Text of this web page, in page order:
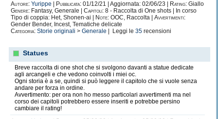
Autore: Yurippe Pubblicata: 01/12/21 | Aggiornata: 02/06/23 | Rating: Giallo
Genere: Fantasy, Generale | Capitoli: 8 - Raccolta di One shots | In corso
Tipo di coppia: Het, Shonen-ai |
Note: OOC, Raccolta | Avvertimenti:
Gender Bender, Incest, Tematiche delicate
Categoria: Storie originali > Generale | Leggi le 35 recensioni
Statues
Breve raccolta di one shot che si svolgono davanti a statue dedicate
agli arcangeli e che vedono coinvolti i miei oc.
Ogni storia è a se, quindi si può leggere il capitolo che si vuole senza
andare per forza in ordine.
Avvertimento: per ora non ho messo particolari avvertimenti ma nel
corso dei capitoli potrebbero essere inseriti e potrebbe persino
cambiare il rating!